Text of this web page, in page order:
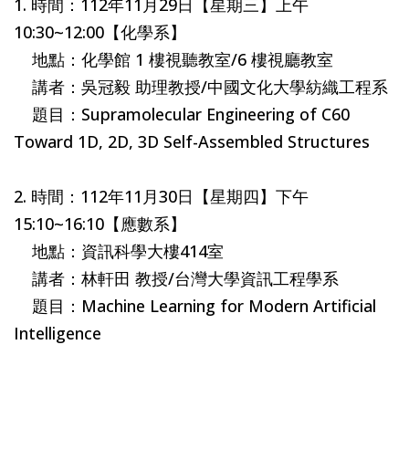
10:30~12:00【化學系】
地點：化學館 1 樓視聽教室/6 樓視廳教室
講者：吳冠毅 助理教授/中國文化大學紡織工程系
題目：Supramolecular Engineering of C60
Toward 1D, 2D, 3D Self-Assembled Structures
2. 時間：112年11月30日【星期四】下午
15:10~16:10【應數系】
地點：資訊科學大樓414室
講者：林軒田 教授/台灣大學資訊工程學系
題目：Machine Learning for Modern Artificial
Intelligence